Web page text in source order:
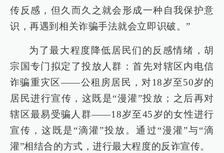
传反感，但久而久之就会形成一种自我保护意
识，再遇到相关诈骗手法就会立即识破。”
为了最大程度降低居民们的反感情绪，胡
宗国专门拟定了投放人群：首先对辖区内电信
诈骗重灾区——公租房居民，对18岁至50岁的
居民进行宣传，这既是“漫灌”投放；之后再对
辖区最易受骗人群——18岁至45岁的女性进行
宣传，这既是“滴灌”投放。通过“漫灌”与“滴
灌”相结合的方式，进行最大程度的反诈宣传。